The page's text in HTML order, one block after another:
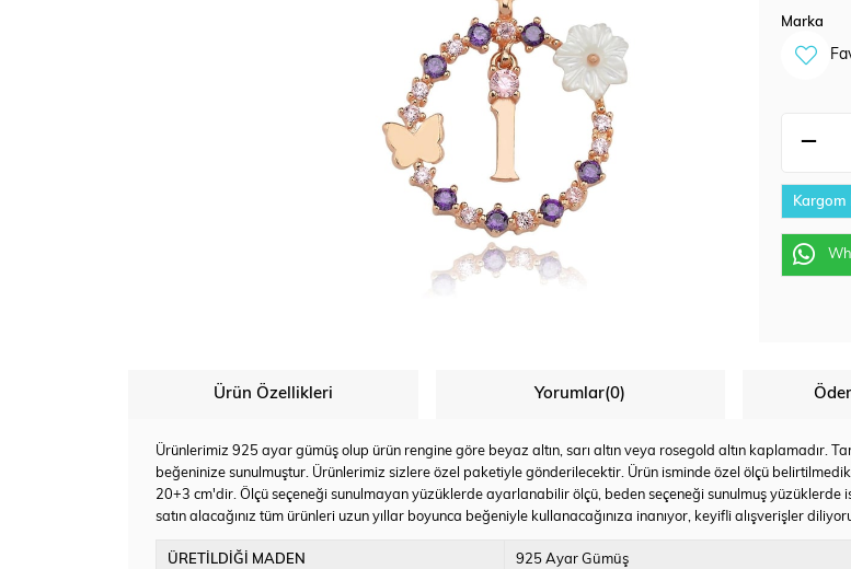
Marka
Kargom
Ürün Özellikleri Yorumlar(0)
Ürünlerimiz 925 ayar gümüş olup ürün rengine göre beyaz altın, sarı altın veya rosegold altın kaplamadır.
beğeninize sunulmuştur. Ürünlerimiz sizlere özel paketiyle gönderilecektir. Ürün isminde özel ölçü
20+3 cm'dir. Ölçü seçeneği sunulmayan yüzüklerde ayarlanabilir ölçü, beden seçeneği sunulmuş yüzüklerde
satın alacağınız tüm ürünleri uzun yıllar boyunca beğeniyle kullanacağınıza inanıyor, keyifli alışverişler
ÜRETİLDİĞİ MADEN 925 Ayar Gümüş